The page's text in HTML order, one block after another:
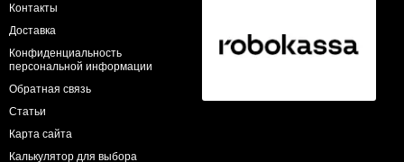
Контакты
Доставка
Конфиденциальность
персональной информации
Обратная связь
Статьи
Карта сайта
Калькулятор для выбора